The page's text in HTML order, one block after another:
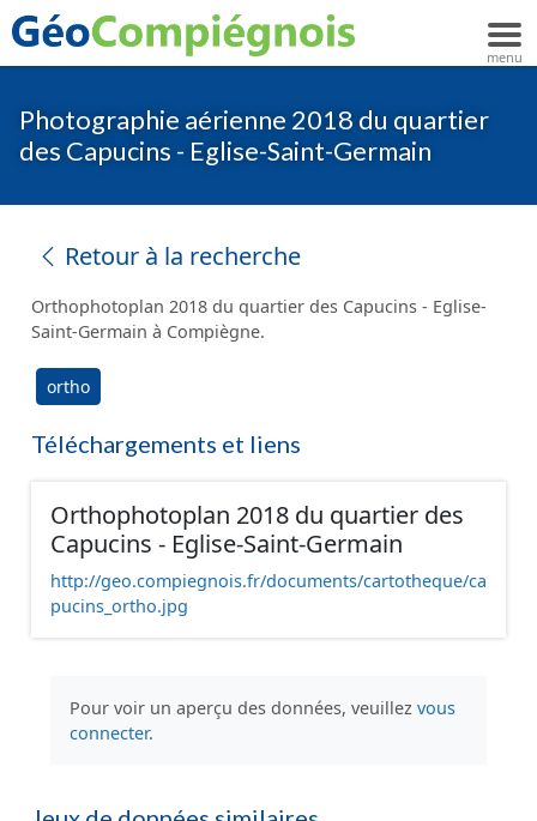
Photographie aérienne 2018 du quartier
des Capucins - Eglise-Saint-Germain
Retour à la recherche
Orthophotoplan 2018 du quartier des Capucins - Eglise-
Saint-Germain à Compiègne.
ortho
Téléchargements et liens
Orthophotoplan 2018 du quartier des
Capucins - Eglise-Saint-Germain
http://geo.compiegnois.fr/documents/cartotheque/ca
pucins_ortho.jpg
Pour voir un aperçu des données, veuillez vous
connecter.